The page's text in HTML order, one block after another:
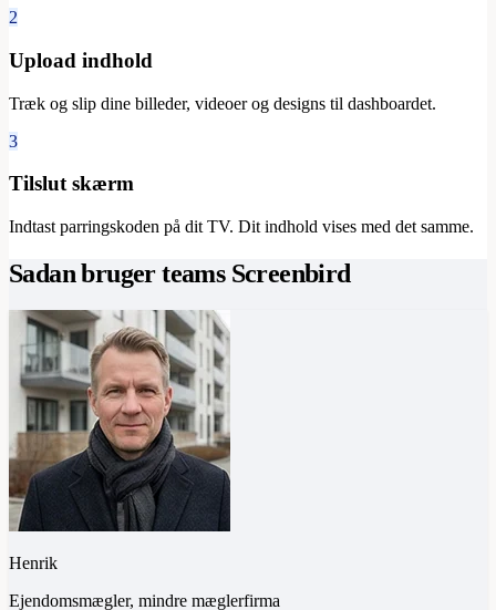
2
Upload indhold
Træk og slip dine billeder, videoer og designs til dashboardet.
3
Tilslut skærm
Indtast parringskoden på dit TV. Dit indhold vises med det samme.
Sadan bruger teams Screenbird
Henrik
Ejendomsmægler, mindre mæglerfirma